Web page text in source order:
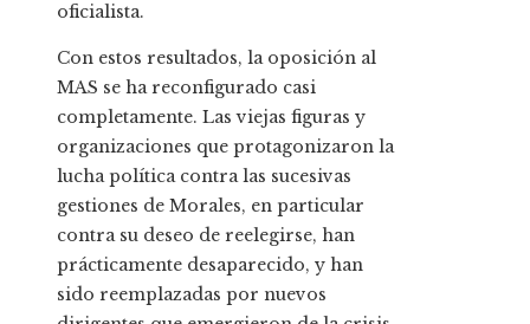
oficialista.
Con estos resultados, la oposición al
MAS se ha reconfigurado casi
completamente. Las viejas figuras y
organizaciones que protagonizaron la
lucha política contra las sucesivas
gestiones de Morales, en particular
contra su deseo de reelegirse, han
prácticamente desaparecido, y han
sido reemplazadas por nuevos